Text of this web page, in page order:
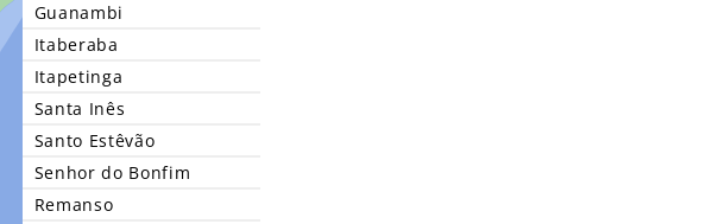
Guanambi
Itaberaba
Itapetinga
Santa Inês
Santo Estêvão
Senhor do Bonfim
Remanso